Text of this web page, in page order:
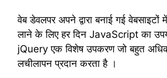
वेब डेवलपर अपने द्वारा बनाई गई वेबसाइटों
लाने के लिए हर दिन JavaScript का
jQuery एक विशेष उपकरण जो बहुत
लचीलापन प्रदान करता है ।